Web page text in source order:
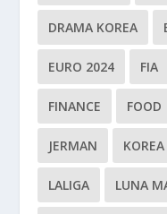
DRAMA KOREA
EURO 2024 FIA
FINANCE FOOD
JERMAN KOREA
LALIGA LUNA